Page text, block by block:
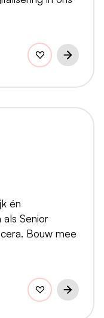
én
als Senior
Bouw mee